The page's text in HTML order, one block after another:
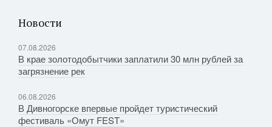
Новости
07.08.2026
В крае золотодобытчики заплатили 30 млн рублей за
загрязнение рек
06.08.2026
В Дивногорске впервые пройдет туристический
фестиваль «Омут FEST»